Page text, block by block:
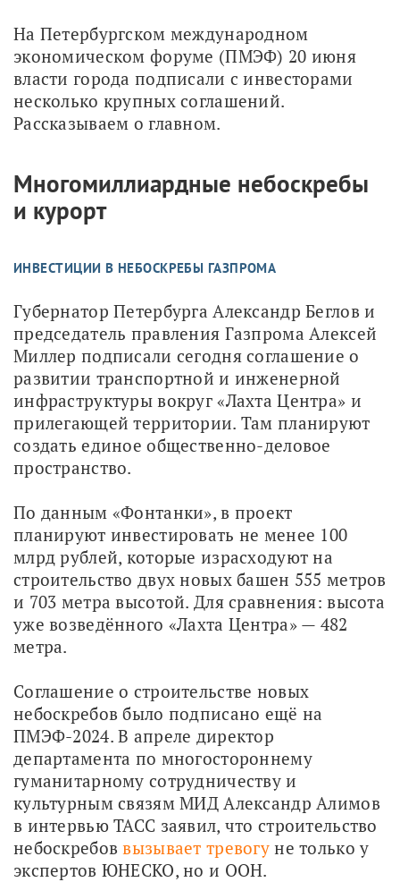
На Петербургском международном
экономическом форуме (ПМЭФ) 20 июня
власти города подписали с инвесторами
несколько крупных соглашений.
Рассказываем о главном.
Многомиллиардные небоскребы
и курорт
ИНВЕСТИЦИИ В НЕБОСКРЕБЫ ГАЗПРОМА
Губернатор Петербурга Александр Беглов и
председатель правления Газпрома Алексей
Миллер подписали сегодня соглашение о
развитии транспортной и инженерной
инфраструктуры вокруг «Лахта Центра» и
прилегающей территории. Там планируют
создать единое общественно-деловое
пространство.
По данным «Фонтанки», в проект
планируют инвестировать не менее 100
млрд рублей, которые израсходуют на
строительство двух новых башен 555 метров
и 703 метра высотой. Для сравнения: высота
уже возведённого «Лахта Центра» — 482
метра.
Соглашение о строительстве новых
небоскребов было подписано ещё на
ПМЭФ-2024. В апреле директор
департамента по многостороннему
гуманитарному сотрудничеству и
культурным связям МИД Александр Алимов
в интервью ТАСС заявил, что строительство
небоскребов вызывает тревогу не только у
экспертов ЮНЕСКО, но и ООН.